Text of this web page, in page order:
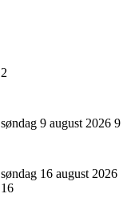
2
søndag 9 august 2026 9
søndag 16 august 2026
16